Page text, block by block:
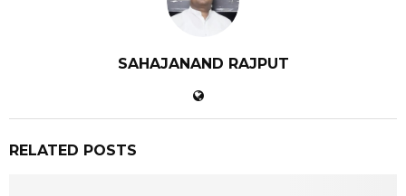
SAHAJANAND RAJPUT
RELATED POSTS